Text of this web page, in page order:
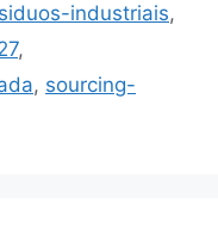
industriais,
,
, sourcing-